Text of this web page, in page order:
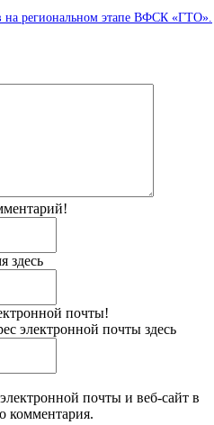
на региональном этапе ВФСК «ГТО».
здесь
почты!
электронной почты здесь
почты и веб-сайт в
комментария.